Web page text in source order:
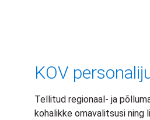
KOV
Tellitud regionaal- ja
kohalikke omavalitsusi ning